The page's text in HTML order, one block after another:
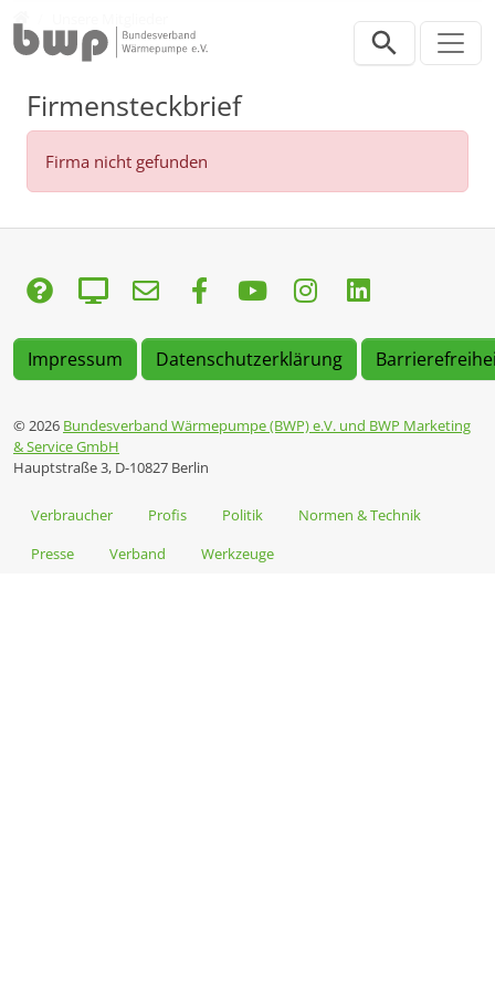
Firmensteckbrief
Firma nicht gefunden
Impressum Datenschutzerklärung
© 2026 Bundesverband Wärmepumpe (BWP) e.V. und BWP Marketing
& Service GmbH
Hauptstraße 3, D-10827 Berlin
Verbraucher Profis Politik
Normen & Technik
Presse
Verband Werkzeuge